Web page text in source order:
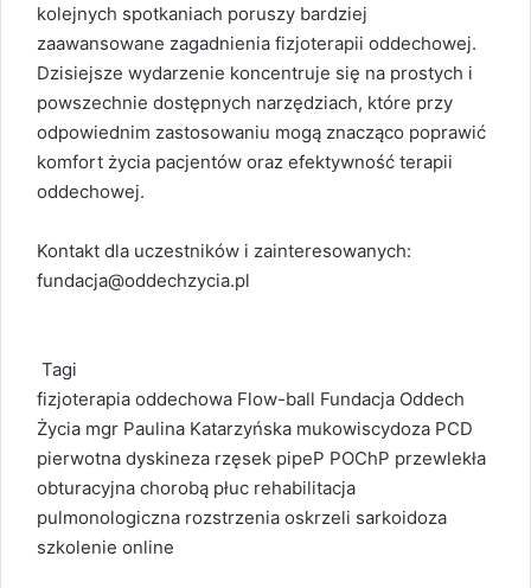
kolejnych spotkaniach poruszy bardziej
zaawansowane zagadnienia fizjoterapii oddechowej.
Dzisiejsze wydarzenie koncentruje się na prostych i
powszechnie dostępnych narzędziach, które przy
odpowiednim zastosowaniu mogą znacząco poprawić
komfort życia pacjentów oraz efektywność terapii
oddechowej.
Kontakt dla uczestników i zainteresowanych:
fundacja@oddechzycia.pl
Tagi
fizjoterapia oddechowa Flow-ball Fundacja Oddech
Życia mgr Paulina Katarzyńska mukowiscydoza PCD
pierwotna dyskineza rzęsek pipeP POChP przewlekła
obturacyjna chorobą płuc rehabilitacja
pulmonologiczna rozstrzenia oskrzeli sarkoidoza
szkolenie online